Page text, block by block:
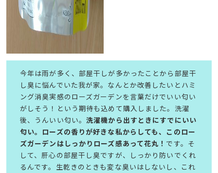
今年は雨が多く、部屋干しが多かったことから部屋干
し臭に悩んでいた我が家。なんとか改善したいとハミ
ング消臭実感のローズガーデンを言葉だけでいい匂い
がしそう！という期待も込めて購入しました。洗濯
後、うんいい匂い。洗濯機から出すときにすでにいい
匂い。ローズの香りが好きな私からしても、このロー
ズガーデンはしっかりローズ感あって花丸！ です。そ
して、肝心の部屋干し臭ですが、しっかり防いでくれ
るんです。生乾きのときも変な臭いはしないし、これ